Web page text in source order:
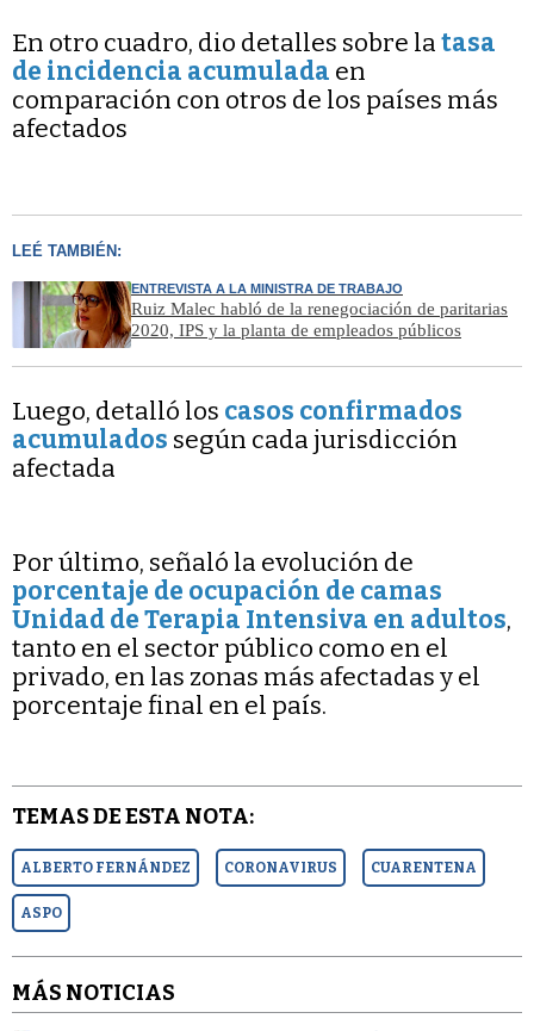
En otro cuadro, dio detalles sobre latasa
de incidencia acumulada en
comparación con otros de los países más
afectados
LEÉ TAMBIÉN:
ENTREVISTA A LA MINISTRA DE TRABAJO
Ruiz Malec habló de la renegociación de paritarias
2020, IPS y la planta de empleados públicos
Luego, detalló los casos confirmados
acumulados según cada jurisdicción
afectada
Por último, señaló la evolución de
porcentaje de ocupación de camas
Unidad de Terapia Intensiva en adultos,
tanto en el sector público como en el
privado, en las zonas más afectadas y el
porcentaje final en el país.
TEMAS DE ESTA NOTA:
ALBERTO FERNÁNDEZ CORONAVIRUS CUARENTENA
ASPO
MÁS NOTICIAS